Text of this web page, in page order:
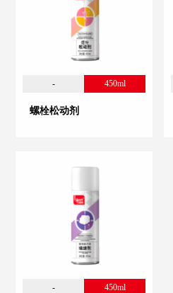
- 450ml
螺栓松动剂
- 450ml